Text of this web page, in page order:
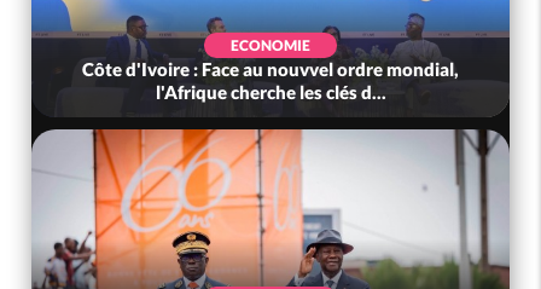
ECONOMIE
Côte d'Ivoire : Face au nouvvel ordre mondial,
l'Afrique cherche les clés d...